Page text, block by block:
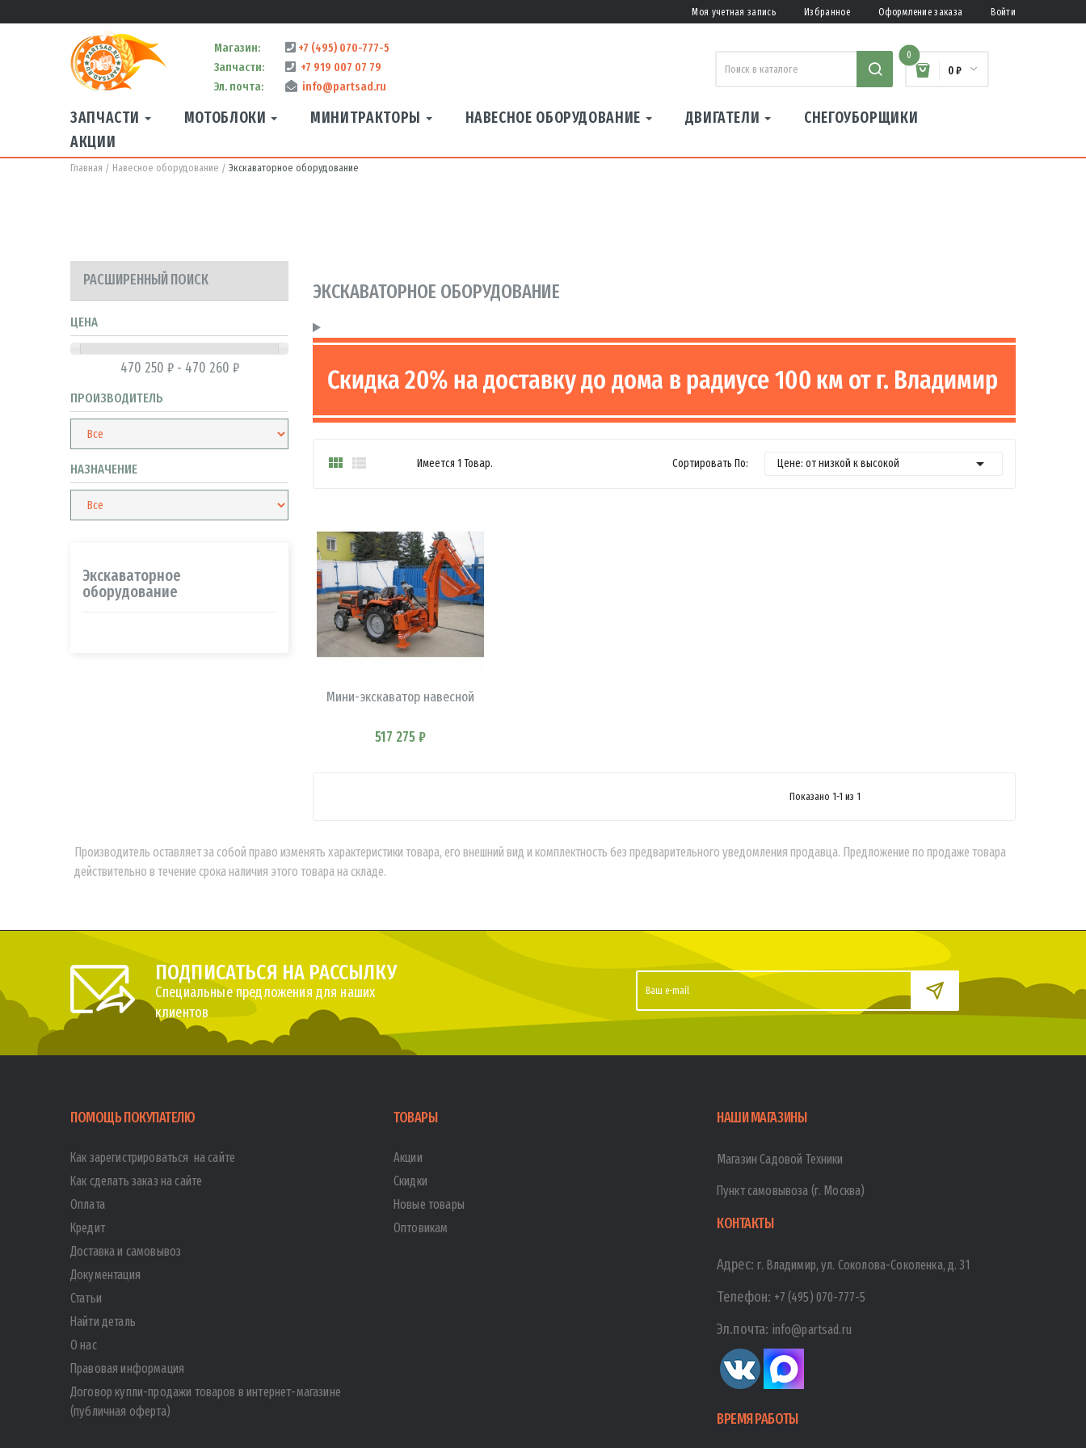
Моя учетная запись Избранное Оформление заказа Войти
Магазин:
+7 (495) 070-777-5
Запчасти:
+7 919 007 07 79
Эл. почта:
info@partsad.ru
0
0 ₽
ЗАПЧАСТИ МОТОБЛОКИ МИНИТРАКТОРЫ НАВЕСНОЕ ОБОРУДОВАНИЕ ДВИГАТЕЛИ
СНЕГОУБОРЩИКИ
АКЦИИ
Главная Навесное оборудование Экскаваторное оборудование
РАСШИРЕННЫЙ ПОИСК
ЦЕНА
470 250 ₽ - 470 260 ₽
ПРОИЗВОДИТЕЛЬ
НАЗНАЧЕНИЕ
Экскаваторное
оборудование
ЭКСКАВАТОРНОЕ ОБОРУДОВАНИЕ
  Имеется 1 Товар. Сортировать По: Цене: от низкой к высокой 
Мини-экскаватор навесной
517 275 ₽
В КОРЗИНУ
Показано 1-1 из 1
Производитель оставляет за собой право изменять характеристики товара, его внешний вид и комплектность без предварительного уведомления продавца. Предложение по продаже товара
действительно в течение срока наличия этого товара на складе.
ПОДПИСАТЬСЯ НА РАССЫЛКУ
Специальные предложения для наших
клиентов
ПОМОЩЬ ПОКУПАТЕЛЮ
Как зарегистрироваться на сайте
Как сделать заказ на сайте
Оплата
Кредит
Доставка и самовывоз
Документация
Статьи
Найти деталь
О нас
Правовая информация
Договор купли-продажи товаров в интернет-магазине
(публичная оферта)
ТОВАРЫ
Акции
Скидки
Новые товары
Оптовикам
НАШИ МАГАЗИНЫ
Магазин Садовой Техники
Пункт самовывоза (г. Москва)
КОНТАКТЫ
Адрес:г. Владимир, ул. Соколова-Соколенка, д. 31
Телефон: +7 (495) 070-777-5
Эл.почта: info@partsad.ru
ВРЕМЯ РАБОТЫ